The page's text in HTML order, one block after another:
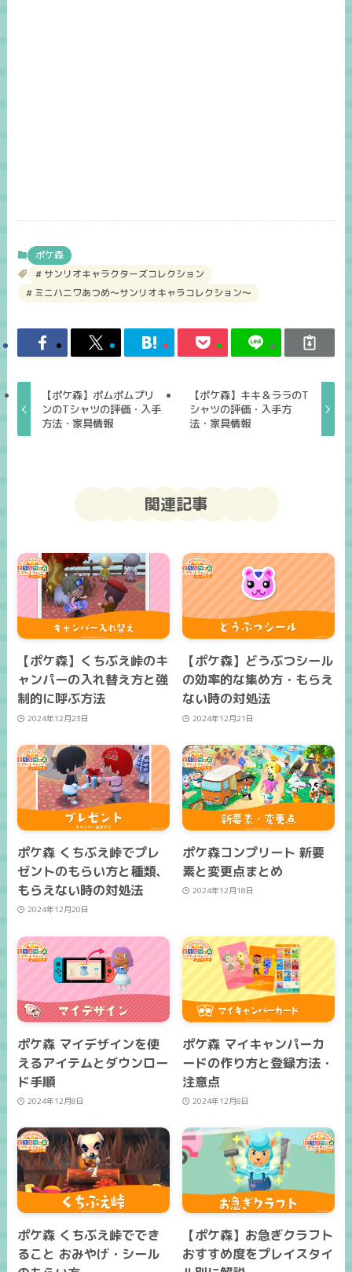
ポケ森
サンリオキャラクターズコレクション
ミニハニワあつめ～サンリオキャラコレクション～
【ポケ森】ポムポムプリ
ンのTシャツの評価・入手
方法・家具情報
【ポケ森】キキ＆ララのT
シャツの評価・入手方
法・家具情報
関連記事
【ポケ森】くちぶえ峠のキ
ャンパーの入れ替え方と強
制的に呼ぶ方法
2024年12月23日
【ポケ森】どうぶつシール
の効率的な集め方・もらえ
ない時の対処法
2024年12月21日
ポケ森 くちぶえ峠でプレ
ゼントのもらい方と種類、
もらえない時の対処法
2024年12月20日
ポケ森コンプリート 新要
素と変更点まとめ
2024年12月18日
ポケ森 マイデザインを使
えるアイテムとダウンロー
ド手順
2024年12月8日
ポケ森 マイキャンパーカ
ードの作り方と登録方法・
注意点
2024年12月8日
ポケ森 くちぶえ峠ででき
ること おみやげ・シール
【ポケ森】お急ぎクラフト
おすすめ度をプレイスタイ